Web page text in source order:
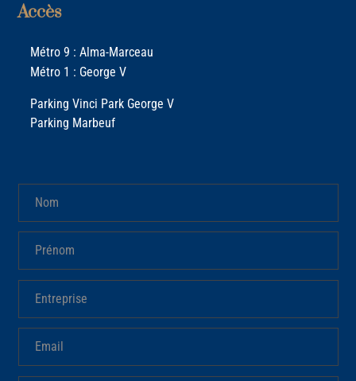
Accès
Métro 9 : Alma-Marceau
Métro 1 : George V
Parking Vinci Park George V
Parking Marbeuf